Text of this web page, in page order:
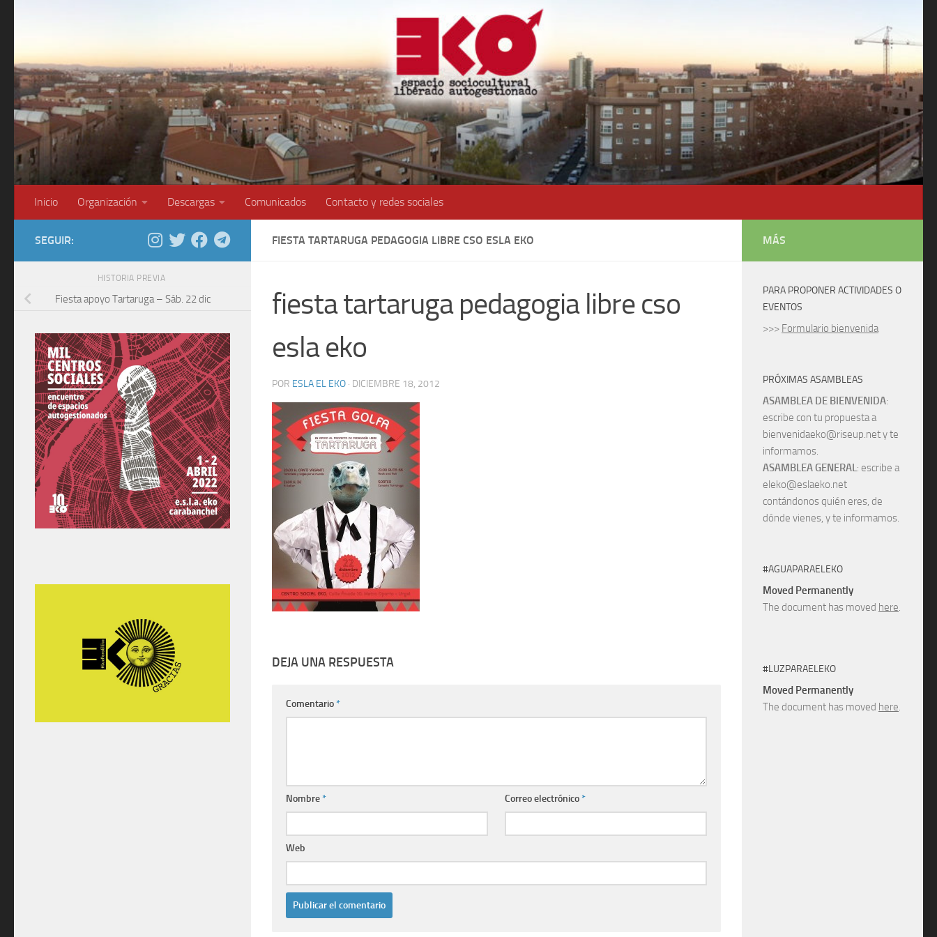
Inicio Organización Descargas Comunicados Contacto y redes sociales
FIESTA TARTARUGA PEDAGOGIA LIBRE CSO ESLA EKO
fiesta tartaruga pedagogia libre cso
esla eko
POR ESLA EL EKO · DICIEMBRE 18, 2012
DEJA UNA RESPUESTA
Comentario*
Nombre* Correo electrónico*
Web
SEGUIR:
HISTORIA PREVIA
Fiesta apoyo Tartaruga – Sáb. 22 dic
MÁS
PARA PROPONER ACTIVIDADES O
EVENTOS
>>> Formulario bienvenida
PRÓXIMAS ASAMBLEAS
ASAMBLEA DE BIENVENIDA:
escribe con tu propuesta a
bienvenidaeko@riseup.net y te
informamos.
ASAMBLEA GENERAL: escribe a
eleko@eslaeko.net
contándonos quién eres, de
dónde vienes, y te informamos.
#AGUAPARAELEKO
Moved Permanently
The document has moved here.
#LUZPARAELEKO
Moved Permanently
The document has moved here.